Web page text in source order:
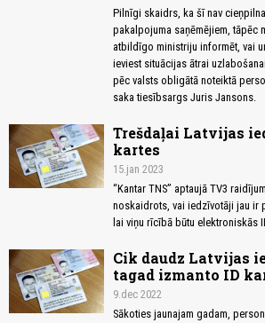
Pilnīgi skaidrs, ka šī nav
pakalpojuma saņēmējiem, tāpēc
atbildīgo ministriju informēt, vai
ieviest situācijas ātrai
pēc valsts obligātā noteiktā
saka tiesībsargs Juris Jansons.
Trešdaļai Latvijas
kartes
15.jan 2023
“Kantar TNS” aptaujā TV3
noskaidrots, vai iedzīvotāji jau ir
lai viņu rīcībā būtu elektroniskās
Cik daudz Latvijas
tagad izmanto ID
9.dec 2022
Sākoties jaunajam gadam,